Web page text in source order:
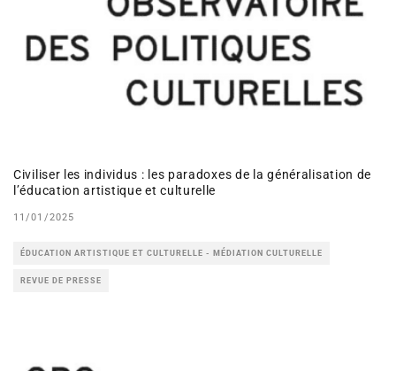
Civiliser les individus : les paradoxes de la généralisation de
l’éducation artistique et culturelle
11/01/2025
ÉDUCATION ARTISTIQUE ET CULTURELLE - MÉDIATION CULTURELLE
REVUE DE PRESSE